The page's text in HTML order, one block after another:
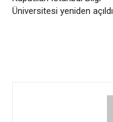
Üniversitesi yeniden açıldı